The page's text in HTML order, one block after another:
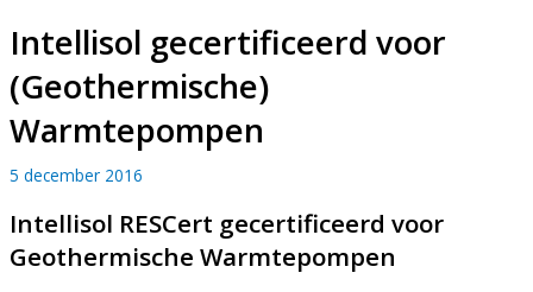
Intellisol gecertificeerd voor
(Geothermische)
Warmtepompen
5 december 2016
Intellisol RESCert gecertificeerd voor
Geothermische Warmtepompen